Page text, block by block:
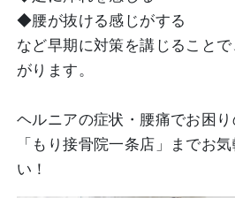
◆腰が抜ける感じがする
など早期に対策を講じること
がります。
ヘルニアの症状・腰痛でお困り
「もり接骨院一条店」までお
い！